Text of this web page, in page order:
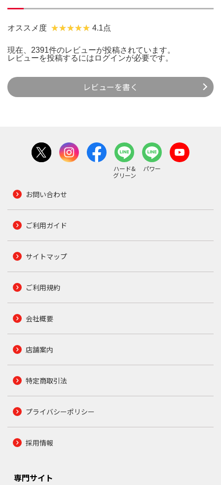
オススメ度 4.1点
現在、2391件のレビューが投稿されています。
レビューを投稿するには ログインが必要です。
レビューを書く
ハード&
グリーン
パワー
お問い合わせ
ご利用ガイド
サイトマップ
ご利用規約
会社概要
店舗案内
特定商取引法
プライバシーポリシー
採用情報
専門サイト